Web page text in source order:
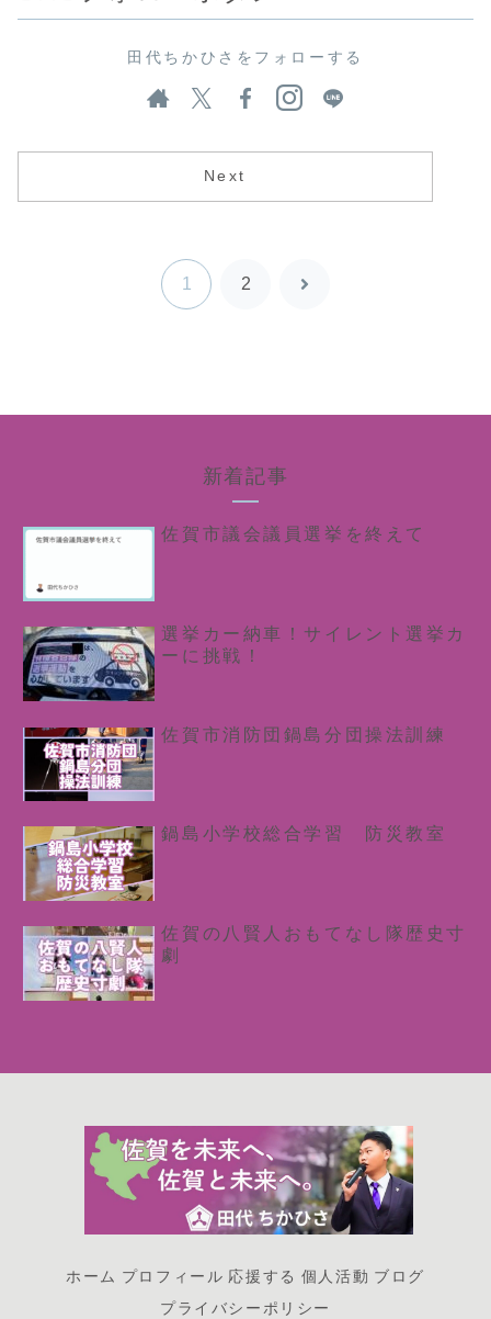
田代ちかひさをフォローする
Next
1 2
次
新着記事
佐賀市議会議員選挙を終えて
選挙カー納車！サイレント選挙カ
ーに挑戦！
佐賀市消防団鍋島分団操法訓練
鍋島小学校総合学習 防災教室
佐賀の八賢人おもてなし隊歴史寸
劇
ホーム プロフィール 応援する 個人活動 ブログ
プライバシーポリシー